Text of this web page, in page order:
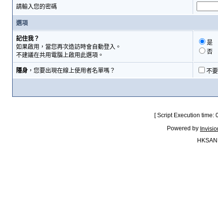
請輸入您的密碼
選項
記住我？
如果啟用，當您再次造訪時會自動登入。
不建議在共用電腦上啟用此選項。
是
否
隱身，您要出現在線上使用者名單嗎？ 不
[ Script Execution
Powered by